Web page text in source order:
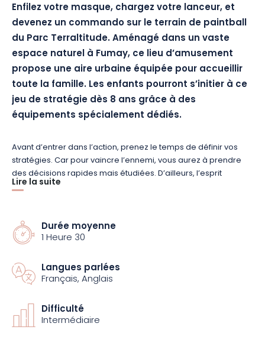
Enfilez votre masque, chargez votre lanceur, et
devenez un commando sur le terrain de paintball
du Parc Terraltitude. Aménagé dans un vaste
espace naturel à Fumay, ce lieu d’amusement
propose une aire urbaine équipée pour accueillir
toute la famille. Les enfants pourront s’initier à ce
jeu de stratégie dès 8 ans grâce à des
équipements spécialement dédiés.
Avant d’entrer dans l’action, prenez le temps de définir vos
stratégies. Car pour vaincre l’ennemi, vous aurez à prendre
des décisions rapides mais étudiées. D’ailleurs, l’esprit
d’équipe est l’un des premiers avantages du paintball, qui
dépendra du nombre de billes achetées.
consignes du jeu. Dès 14 ans, les jeunes pourront mener la
bataille avec des lanceurs adultes. Les enfants, quant à eux,
assurance est également comprise dans chaque formule afin
de garantir votre sécurité.
Lire la suite
Durée moyenne
1 Heure 30
Langues parlées
Français, Anglais
Difficulté
Intermédiaire